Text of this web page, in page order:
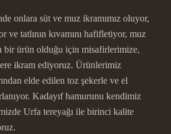
onlara süt ve muz ikramımız oluyor,
ve tatlının kıvamını hafifletiyor, muz
bir ürün olduğu için misafirlerimize,
ikram ediyoruz. Ürünlerimiz
elde edilen toz şekerle ve el
Kadayıf hamurunu kendimiz
Urfa tereyağı ile birinci kalite